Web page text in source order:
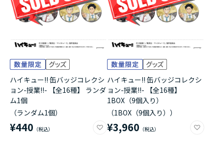
ハイキュー!! 缶バッジコレクシ
ョン-授業!!- 【全16種】 ランダ
ム1個
（ランダム1個）
¥440
ハイキュー!! 缶バッジコレクシ
ョン-授業!!- 【全16種】
1BOX（9個入り）
（1BOX（9個入り））
¥3,960